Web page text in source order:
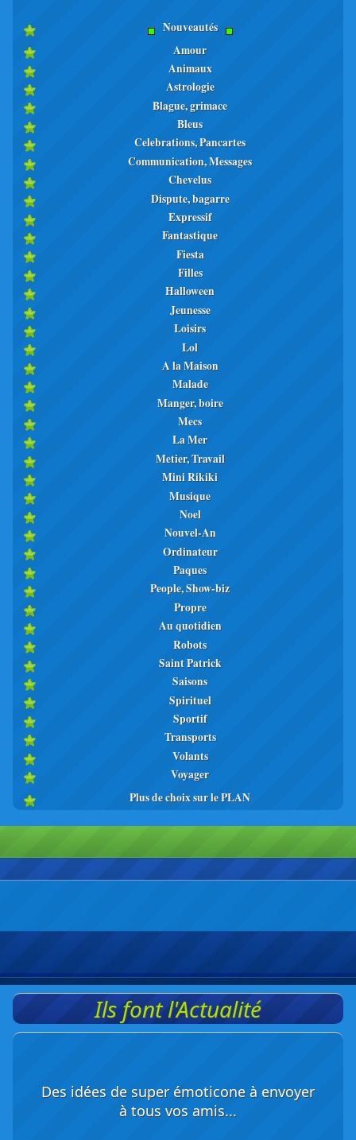
Nouveautés
Amour
Animaux
Astrologie
Blague, grimace
Bleus
Celebrations, Pancartes
Communication, Messages
Chevelus
Dispute, bagarre
Expressif
Fantastique
Fiesta
Filles
Halloween
Jeunesse
Loisirs
Lol
A la Maison
Malade
Manger, boire
Mecs
La Mer
Metier, Travail
Mini Rikiki
Musique
Noel
Nouvel-An
Ordinateur
Paques
People, Show-biz
Propre
Au quotidien
Robots
Saint Patrick
Saisons
Spirituel
Sportif
Transports
Volants
Voyager
Plus de choix sur le PLAN
Ils font l'Actualité
Des idées de super émoticone à envoyer
à tous vos amis...